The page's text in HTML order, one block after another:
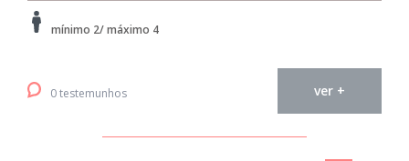
mínimo 2/ máximo 4
0 testemunhos ver +